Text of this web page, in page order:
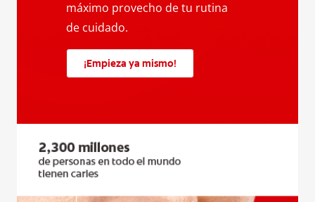
máximo provecho de tu rutina
de cuidado.
¡Empieza ya mismo!